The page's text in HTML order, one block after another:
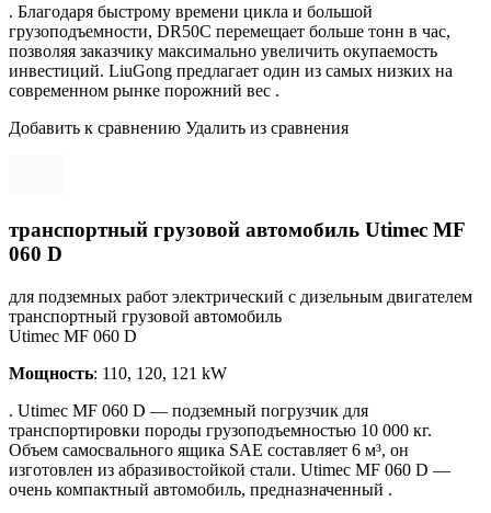
. Благодаря быстрому времени цикла и большой
грузоподъемности, DR50C перемещает больше тонн в час,
позволяя заказчику максимально увеличить окупаемость
инвестиций. LiuGong предлагает один из самых низких на
современном рынке порожний вес .
Добавить к сравнению Удалить из сравнения
транспортный грузовой автомобиль Utimec MF
060 D
для подземных работ электрический с дизельным двигателем
транспортный грузовой автомобиль
Utimec MF 060 D
Мощность: 110, 120, 121 kW
. Utimec MF 060 D — подземный погрузчик для
транспортировки породы грузоподъемностью 10 000 кг.
Объем самосвального ящика SAE составляет 6 м³, он
изготовлен из абразивостойкой стали. Utimec MF 060 D —
очень компактный автомобиль, предназначенный .